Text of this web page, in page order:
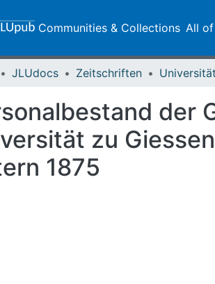
Communities & Collections All
JLUdocs Zeitschriften Universität
der
zu
1875